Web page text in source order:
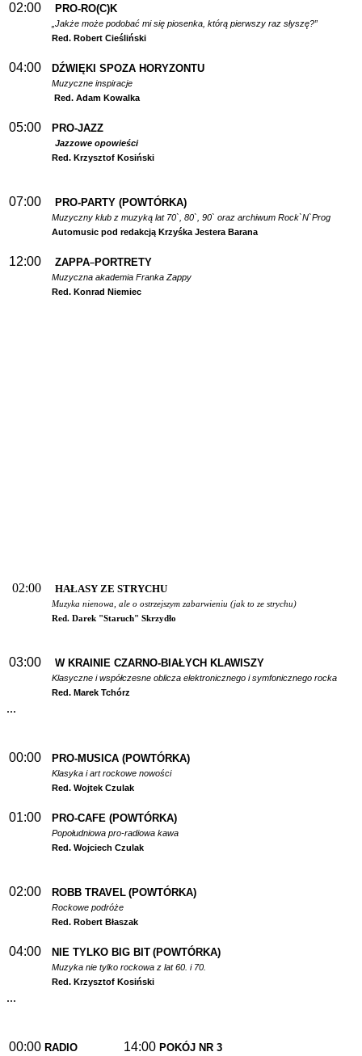
02:00 PRO-RO(C)K
„Jakże może podobać mi się piosenka, którą pierwszy raz słyszę?”
Red. Robert Cieśliński
04:00 DŹWIĘKI SPOZA HORYZONTU
Muzyczne inspiracje
Red. Adam Kowalka
05:00 PRO-JAZZ
Jazzowe opowieści
Red. Krzysztof Kosiński
07:00 PRO-PARTY (POWTÓRKA)
Muzyczny klub z muzyką lat 70`, 80`, 90` oraz archiwum Rock`N`Prog
Automusic pod redakcją Krzyśka Jestera Barana
12:00 ZAPPA–PORTRETY
Muzyczna akademia Franka Zappy
Red. Konrad Niemiec
02:00 HAŁASY ZE STRYCHU
Muzyka nienowa, ale o ostrzejszym zabarwieniu (jak to ze strychu)
Red. Darek "Staruch" Skrzydło
03:00 W KRAINIE CZARNO-BIAŁYCH KLAWISZY
Klasyczne i współczesne oblicza elektronicznego i symfonicznego rocka
Red. Marek Tchórz
...
00:00 PRO-MUSICA (POWTÓRKA)
Klasyka i art rockowe nowości
Red. Wojtek Czulak
01:00 PRO-CAFE (POWTÓRKA)
Popołudniowa pro-radiowa kawa
Red. Wojciech Czulak
02:00 ROBB TRAVEL (POWTÓRKA)
Rockowe podróże
Red. Robert Błaszak
04:00 NIE TYLKO BIG BIT (POWTÓRKA)
Muzyka nie tylko rockowa z lat 60. i 70.
Red. Krzysztof Kosiński
...
00:00 RADIO
14:00 POKÓJ NR 3